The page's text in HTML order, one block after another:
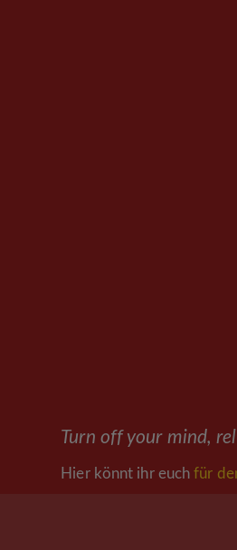
Turn off your mind,
Hier könnt ihr euchfür